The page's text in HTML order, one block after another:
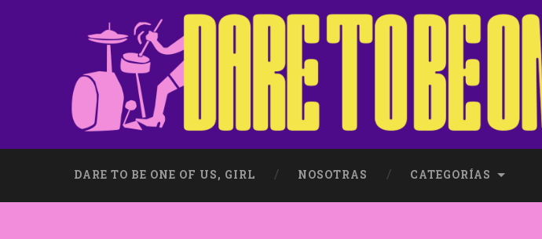
DARE TO BE ONE OF US, GIRL NOSOTRAS CATEGORÍAS